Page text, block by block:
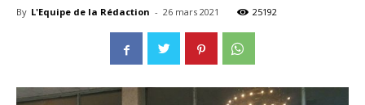
By L'Equipe de la Rédaction - 26 mars 2021 25192